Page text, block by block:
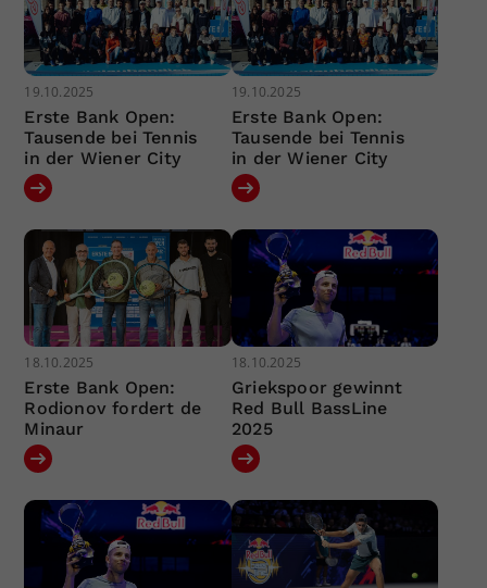
19.10.2025
Erste Bank Open:
Tausende bei Tennis
in der Wiener City
19.10.2025
Erste Bank Open:
Tausende bei Tennis
in der Wiener City
18.10.2025
Erste Bank Open:
Rodionov fordert de
Minaur
18.10.2025
Griekspoor gewinnt
Red Bull BassLine
2025